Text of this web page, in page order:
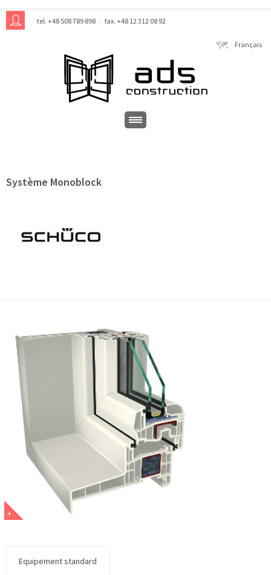
tel. +48 508 789 898 fax. +48 12 312 08 92
Français
Système Monoblock
Equipement standard